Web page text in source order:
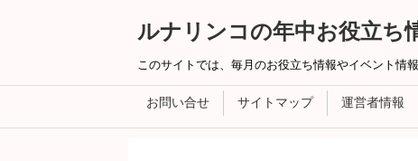
ルナリンコの年中お役立ち
このサイトでは、毎月のお役立ち情報やイベント情
お問い合せ サイトマップ 運営者情報